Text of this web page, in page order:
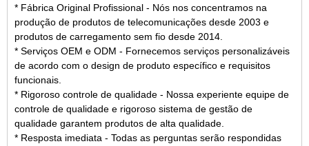
* Fábrica Original Profissional - Nós nos concentramos na
produção de produtos de telecomunicações desde 2003 e
produtos de carregamento sem fio desde 2014.
* Serviços OEM e ODM - Fornecemos serviços personalizáveis ​​
de acordo com o design de produto específico e requisitos
funcionais.
* Rigoroso controle de qualidade - Nossa experiente equipe de
controle de qualidade e rigoroso sistema de gestão de
qualidade garantem produtos de alta qualidade.
* Resposta imediata - Todas as perguntas serão respondidas